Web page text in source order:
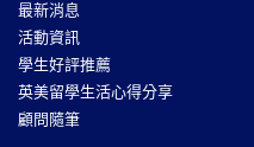
最新消息
活動資訊
學生好評推薦
英美留學生活心得分享
顧問隨筆